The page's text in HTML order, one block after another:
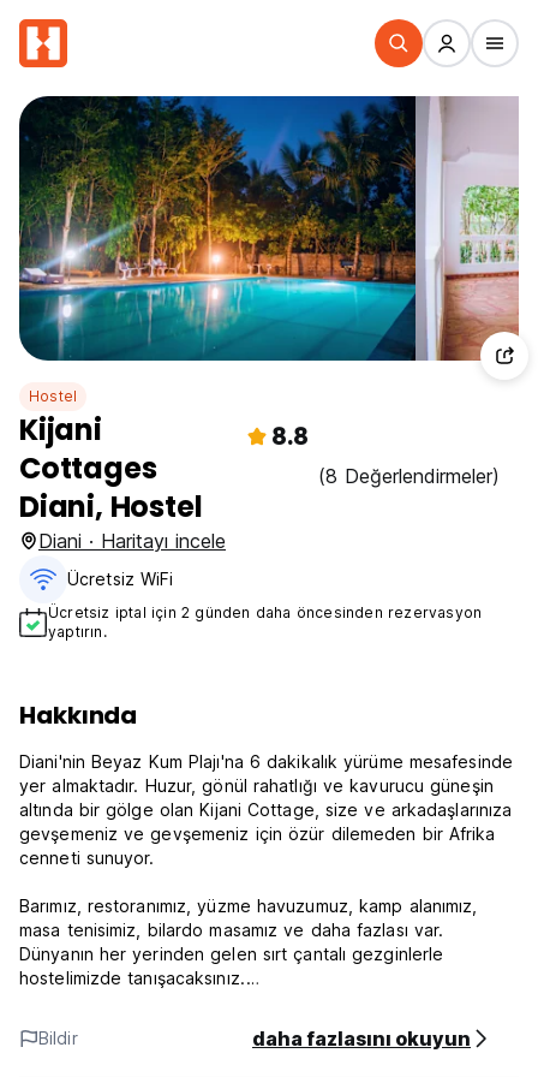
Hostel
Kijani
Cottages
Diani, Hostel
8.8
(8 Değerlendirmeler)
Diani · Haritayı incele
Ücretsiz WiFi
Ücretsiz iptal için 2 günden daha öncesinden rezervasyon
yaptırın.
Hakkında
Diani'nin Beyaz Kum Plajı'na 6 dakikalık yürüme mesafesinde
yer almaktadır. Huzur, gönül rahatlığı ve kavurucu güneşin
altında bir gölge olan Kijani Cottage, size ve arkadaşlarınıza
gevşemeniz ve gevşemeniz için özür dilemeden bir Afrika
cenneti sunuyor.
Barımız, restoranımız, yüzme havuzumuz, kamp alanımız,
masa tenisimiz, bilardo masamız ve daha fazlası var.
Dünyanın her yerinden gelen sırt çantalı gezginlerle
hostelimizde tanışacaksınız.
Kijani Cottages Diani Politikası ve Koşulları:
Bildir daha fazlasını okuyun